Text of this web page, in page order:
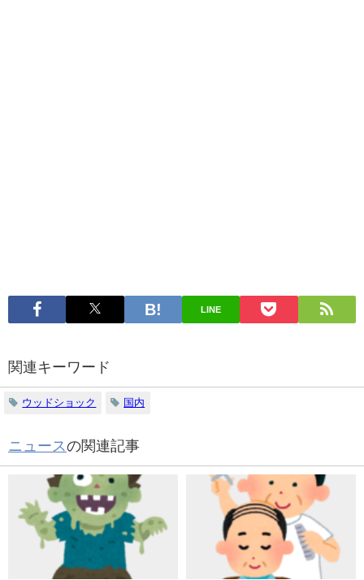
LINE
関連キーワード
ウッドショック 国内
ニュースの関連記事